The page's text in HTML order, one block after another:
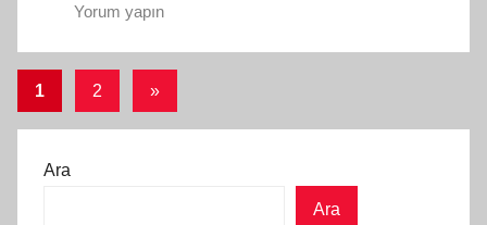
Yorum yapın
Yazı
sayfalaması
1 2
Sonraki
»
Ara
Ara